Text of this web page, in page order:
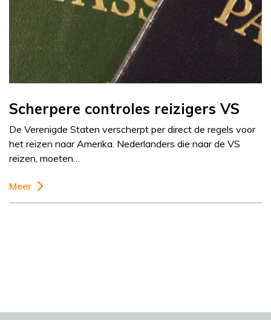
Scherpere controles reizigers VS
De Verenigde Staten verscherpt per direct de regels voor
het reizen naar Amerika. Nederlanders die naar de VS
reizen, moeten…
Meer